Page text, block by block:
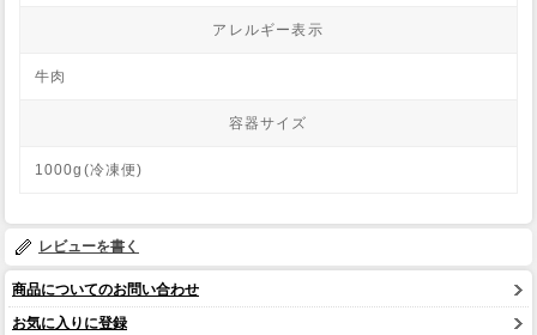
アレルギー表示
牛肉
容器サイズ
1000g(冷凍便)
レビューを書く
商品についてのお問い合わせ
お気に入りに登録